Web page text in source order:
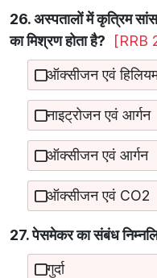
26. अस्पतालों में कृत्रिम
का मिश्रण होता है?
[RRB
ऑक्सीजन एवं
नाइट्रोजन एवं आर्गन
ऑक्सीजन एवं आर्गन
ऑक्सीजन एवं CO2
27. पेसमेकर का संबंध
गुर्दा